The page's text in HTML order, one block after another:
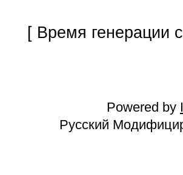
[ Время генерации
Powered by
Русский